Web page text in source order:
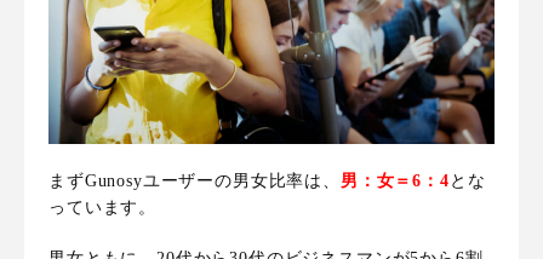
まずGunosyユーザーの男女比率は、 男：女＝6：4 とな
っています。